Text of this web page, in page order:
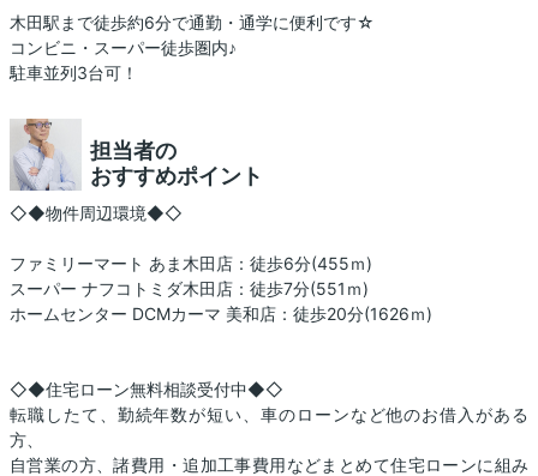
木田駅まで徒歩約6分で通勤・通学に便利です☆
コンビニ・スーパー徒歩圏内♪
駐車並列3台可！
担当者の
おすすめポイント
◇◆物件周辺環境◆◇
ファミリーマート あま木田店：徒歩6分(455ｍ)
スーパー ナフコトミダ木田店：徒歩7分(551ｍ)
ホームセンター DCMカーマ 美和店：徒歩20分(1626ｍ)
◇◆住宅ローン無料相談受付中◆◇
転職したて、勤続年数が短い、車のローンなど他のお借入がある
方、
自営業の方、諸費用・追加工事費用などまとめて住宅ローンに組み